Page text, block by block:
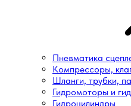
Пневматика
Компрессоры,
Шланги, трубки,
Гидромоторы и
Гидроцилиндры